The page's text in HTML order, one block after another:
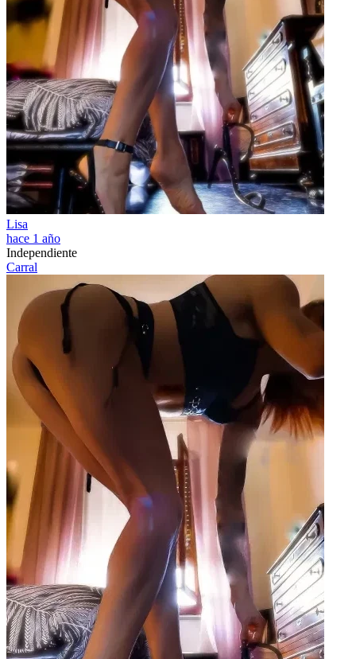
Lisa
hace 1 año
Independiente
Carral